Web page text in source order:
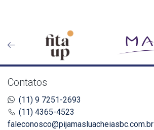
Contatos
(11) 9 7251-2693
(11) 4365-4523
faleconosco@pijamasluacheiasbc.com.br